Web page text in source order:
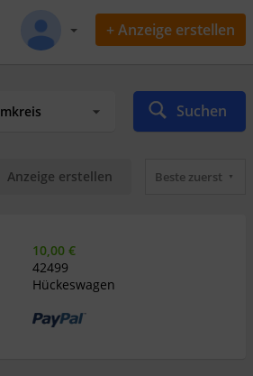
+ Anzeige erstellen
Suchen
Beste zuerst
Anzeige erstellen
10,00 €
42499
Hückeswagen